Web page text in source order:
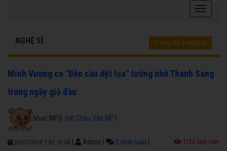
NGHỆ SĨ Trang chủ Nghệ sĩ
Minh Vương ca "Bên cầu dệt lụa" tưởng nhớ Thanh Sang
trong ngày giỗ đầu
Nhạc MP3: Hát Chầu Văn MP3
25/07/2018 7:02:10 SA Admin 0 bình luận 1123 lượt xem